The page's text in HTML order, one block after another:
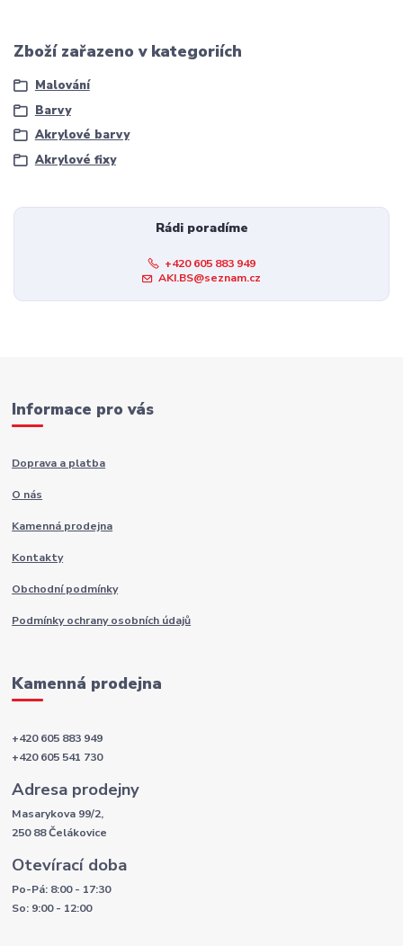
Zboží zařazeno v kategoriích
Malování
Barvy
Akrylové barvy
Akrylové fixy
Rádi poradíme
+420 605 883 949
AKI.BS@seznam.cz
Informace pro vás
Doprava a platba
O nás
Kamenná prodejna
Kontakty
Obchodní podmínky
Podmínky ochrany osobních údajů
Kamenná prodejna
+420 605 883 949
+420 605 541 730
Adresa prodejny
Masarykova 99/2,
250 88 Čelákovice
Otevírací doba
Po-Pá: 8:00 - 17:30
So: 9:00 - 12:00